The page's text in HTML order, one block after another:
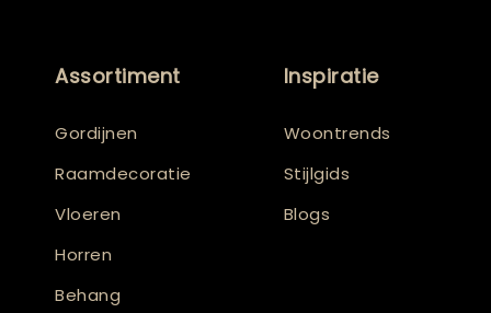
Assortiment
Gordijnen
Raamdecoratie
Vloeren
Horren
Behang
Inspiratie
Woontrends
Stijlgids
Blogs